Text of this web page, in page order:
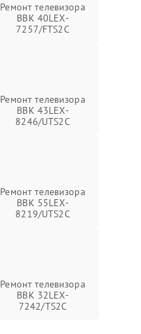
Ремонт телевизора
BBK 40LEX-
7257/FTS2C
Ремонт телевизора
BBK 43LEX-
8246/UTS2C
Ремонт телевизора
BBK 55LEX-
8219/UTS2C
Ремонт телевизора
BBK 32LEX-
7242/TS2C